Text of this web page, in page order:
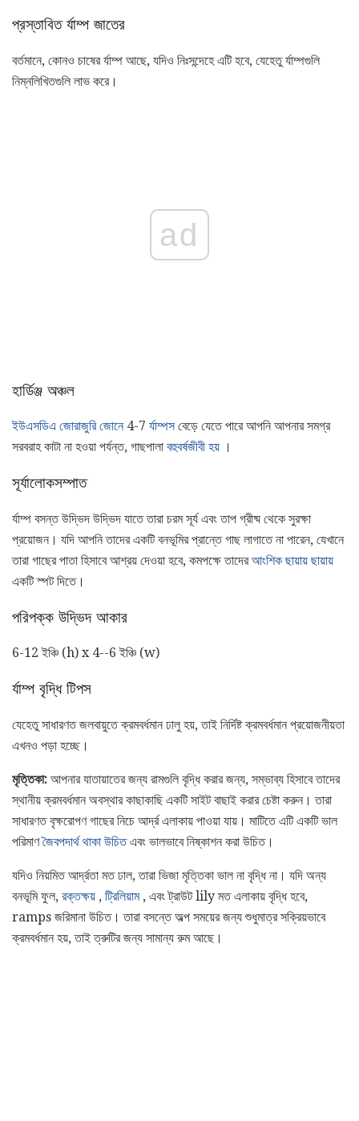
প্রস্তাবিত র্যাম্প জাতের
বর্তমানে, কোনও চাষের র্যাম্প আছে, যদিও নিঃসন্দেহে এটি হবে, যেহেতু র্যাম্পগুলি
নিম্নলিখিতগুলি লাভ করে।
ad
হার্ডিঞ্জ অঞ্চল
ইউএসডিএ জোরাজুরি জোনে4-7 র্যাম্পসবেড়ে যেতে পারে আপনি আপনার সমগ্র
সরবরাহ কাটা না হওয়া পর্যন্ত, গাছপালা বহুবর্ষজীবী হয় ।
সূর্যালোকসম্পাত
র্যাম্প বসন্ত উদ্ভিদ উদ্ভিদ যাতে তারা চরম সূর্য এবং তাপ গ্রীষ্ম থেকে সুরক্ষা
প্রয়োজন। যদি আপনি তাদের একটি বনভূমির প্রান্তে গাছ লাগাতে না পারেন, যেখানে
তারা গাছের পাতা হিসাবে আশ্রয় দেওয়া হবে, কমপক্ষে তাদেরআংশিক ছায়ায় ছায়ায়
একটি স্পট দিতে।
পরিপক্ক উদ্ভিদ আকার
6-12 ইঞ্চি (h) x 4--6 ইঞ্চি (w)
র্যাম্প বৃদ্ধি টিপস
যেহেতু সাধারণত জলবায়ুতে ক্রমবর্ধমান ঢালু হয়, তাই নির্দিষ্ট ক্রমবর্ধমান প্রয়োজনীয়তা
এখনও পড়া হচ্ছে।
মৃত্তিকা: আপনার যাতায়াতের জন্য রামগুলি বৃদ্ধি করার জন্য, সম্ভাব্য হিসাবে তাদের
স্থানীয় ক্রমবর্ধমান অবস্থার কাছাকাছি একটি সাইট বাছাই করার চেষ্টা করুন। তারা
সাধারণত বৃক্ষরোপণ গাছের নিচে আর্দ্র এলাকায় পাওয়া যায়। মাটিতে এটি একটি ভাল
পরিমাণজৈবপদার্থ থাকা উচিতএবং ভালভাবে নিষ্কাশন করা উচিত।
যদিও নিয়মিত আর্দ্রতা মত ঢাল, তারা ভিজা মৃত্তিকা ভাল না বৃদ্ধি না। যদি অন্য
বনভূমি ফুল, রক্তক্ষয় , ট্রিলিয়াম, এবং ট্রাউট lily মত এলাকায় বৃদ্ধি হবে,
ramps জরিমানা উচিত। তারা বসন্তে অল্প সময়ের জন্য শুধুমাত্র সক্রিয়ভাবে
ক্রমবর্ধমান হয়, তাই ত্রুটির জন্য সামান্য রুম আছে।